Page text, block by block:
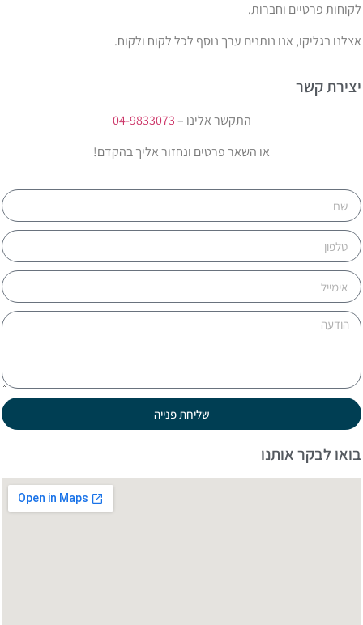
לקוחות פרטיים וחברות.
אצלנו בגליקו, אנו נותנים ערך נוסף לכל לקוח ולקוח.
יצירת קשר
התקשר אלינו – 04-9833073
או השאר פרטים ונחזור אליך בהקדם!
שליחת פנייה
בואו לבקר אותנו